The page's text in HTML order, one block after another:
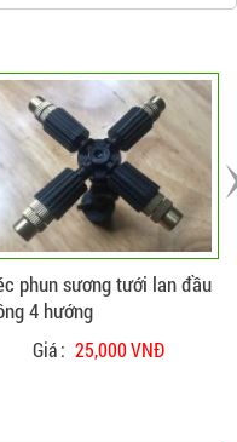
CHI TIẾT
phun sương tưới lan đầu
4 hướng
Giá : 25,000 VNĐ
ĐẶT HÀNG